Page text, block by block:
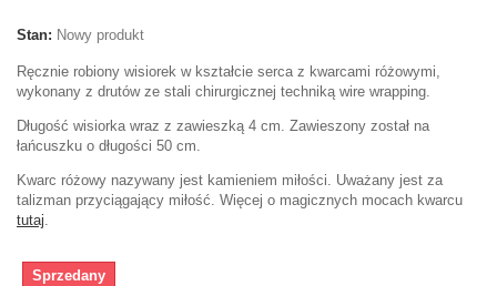
Stan: Nowy produkt
Ręcznie robiony wisiorek w kształcie serca z kwarcami różowymi,
wykonany z drutów ze stali chirurgicznej techniką wire wrapping.
Długość wisiorka wraz z zawieszką 4 cm. Zawieszony został na
łańcuszku o długości 50 cm.
Kwarc różowy nazywany jest kamieniem miłości. Uważany jest za
talizman przyciągający miłość. Więcej o magicznych mocach kwarcu
tutaj.
Sprzedany